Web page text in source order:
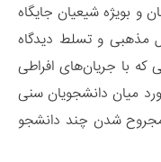
و بویژه شیعیان جایگاه
مذهبی و تسلط دیدگاه
که با جریان‌های افراطی
میان دانشجویان سنی
شدن چند دانشجو